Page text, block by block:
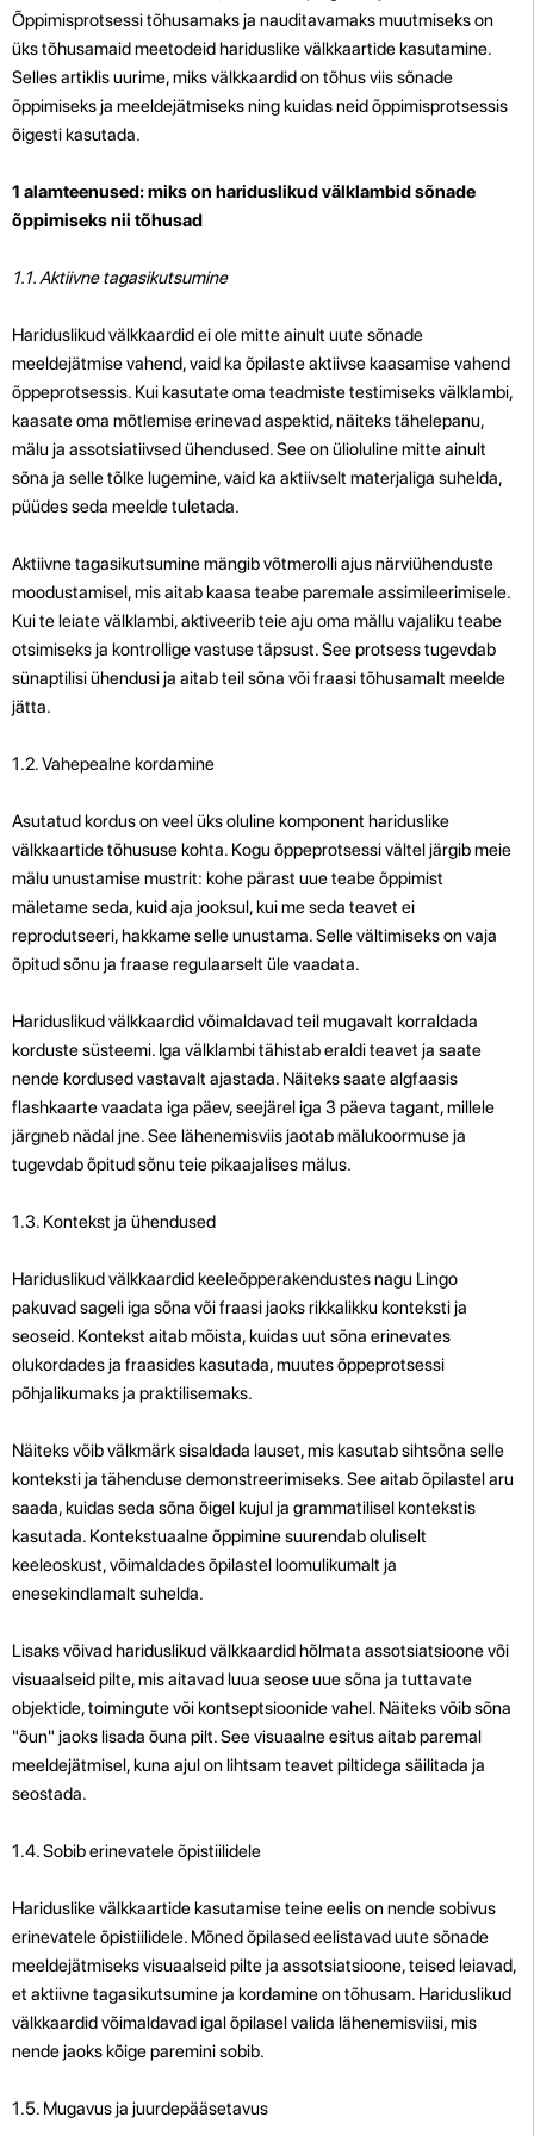
Õppimisprotsessi tõhusamaks ja nauditavamaks muutmiseks on
üks tõhusamaid meetodeid hariduslike välkkaartide kasutamine.
Selles artiklis uurime, miks välkkaardid on tõhus viis sõnade
õppimiseks ja meeldejätmiseks ning kuidas neid õppimisprotsessis
õigesti kasutada.
1 alamteenused: miks on hariduslikud välklambid sõnade
õppimiseks nii tõhusad
1.1. Aktiivne tagasikutsumine
Hariduslikud välkkaardid ei ole mitte ainult uute sõnade
meeldejätmise vahend, vaid ka õpilaste aktiivse kaasamise vahend
õppeprotsessis. Kui kasutate oma teadmiste testimiseks välklambi,
kaasate oma mõtlemise erinevad aspektid, näiteks tähelepanu,
mälu ja assotsiatiivsed ühendused. See on ülioluline mitte ainult
sõna ja selle tõlke lugemine, vaid ka aktiivselt materjaliga suhelda,
püüdes seda meelde tuletada.
Aktiivne tagasikutsumine mängib võtmerolli ajus närviühenduste
moodustamisel, mis aitab kaasa teabe paremale assimileerimisele.
Kui te leiate välklambi, aktiveerib teie aju oma mällu vajaliku teabe
otsimiseks ja kontrollige vastuse täpsust. See protsess tugevdab
sünaptilisi ühendusi ja aitab teil sõna või fraasi tõhusamalt meelde
jätta.
1.2. Vahepealne kordamine
Asutatud kordus on veel üks oluline komponent hariduslike
välkkaartide tõhususe kohta. Kogu õppeprotsessi vältel järgib meie
mälu unustamise mustrit: kohe pärast uue teabe õppimist
mäletame seda, kuid aja jooksul, kui me seda teavet ei
reprodutseeri, hakkame selle unustama. Selle vältimiseks on vaja
õpitud sõnu ja fraase regulaarselt üle vaadata.
Hariduslikud välkkaardid võimaldavad teil mugavalt korraldada
korduste süsteemi. Iga välklambi tähistab eraldi teavet ja saate
nende kordused vastavalt ajastada. Näiteks saate algfaasis
flashkaarte vaadata iga päev, seejärel iga 3 päeva tagant, millele
järgneb nädal jne. See lähenemisviis jaotab mälukoormuse ja
tugevdab õpitud sõnu teie pikaajalises mälus.
1.3. Kontekst ja ühendused
Hariduslikud välkkaardid keeleõpperakendustes nagu Lingo
pakuvad sageli iga sõna või fraasi jaoks rikkalikku konteksti ja
seoseid. Kontekst aitab mõista, kuidas uut sõna erinevates
olukordades ja fraasides kasutada, muutes õppeprotsessi
põhjalikumaks ja praktilisemaks.
Näiteks võib välkmärk sisaldada lauset, mis kasutab sihtsõna selle
konteksti ja tähenduse demonstreerimiseks. See aitab õpilastel aru
saada, kuidas seda sõna õigel kujul ja grammatilisel kontekstis
kasutada. Kontekstuaalne õppimine suurendab oluliselt
keeleoskust, võimaldades õpilastel loomulikumalt ja
enesekindlamalt suhelda.
Lisaks võivad hariduslikud välkkaardid hõlmata assotsiatsioone või
visuaalseid pilte, mis aitavad luua seose uue sõna ja tuttavate
objektide, toimingute või kontseptsioonide vahel. Näiteks võib sõna
"õun" jaoks lisada õuna pilt. See visuaalne esitus aitab paremal
meeldejätmisel, kuna ajul on lihtsam teavet piltidega säilitada ja
seostada.
1.4. Sobib erinevatele õpistiilidele
Hariduslike välkkaartide kasutamise teine ​​eelis on nende sobivus
erinevatele õpistiilidele. Mõned õpilased eelistavad uute sõnade
meeldejätmiseks visuaalseid pilte ja assotsiatsioone, teised leiavad,
et aktiivne tagasikutsumine ja kordamine on tõhusam. Hariduslikud
välkkaardid võimaldavad igal õpilasel valida lähenemisviisi, mis
nende jaoks kõige paremini sobib.
1.5. Mugavus ja juurdepääsetavus